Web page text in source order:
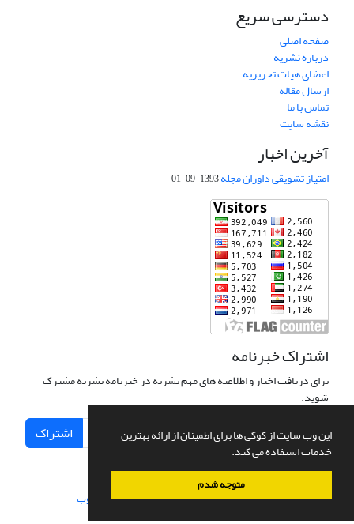
این وب سایت از کوکی ها برای اطمینان از ارائه بهترین
خدمات استفاده می کند.
متوجه شدم
دسترسی سریع
صفحه اصلی
درباره نشریه
اعضای هیات تحریریه
ارسال مقاله
تماس با ما
نقشه سایت
آخرین اخبار
امتیاز تشویقی داوران مجله1393-09-01
اشتراک خبرنامه
برای دریافت اخبار و اطلاعیه های مهم نشریه در خبرنامه نشریه مشترک
شوید.
اشتراک
سامانه مدیریت نشریات علمی.طراحی و پیاده سازی از سیناوب